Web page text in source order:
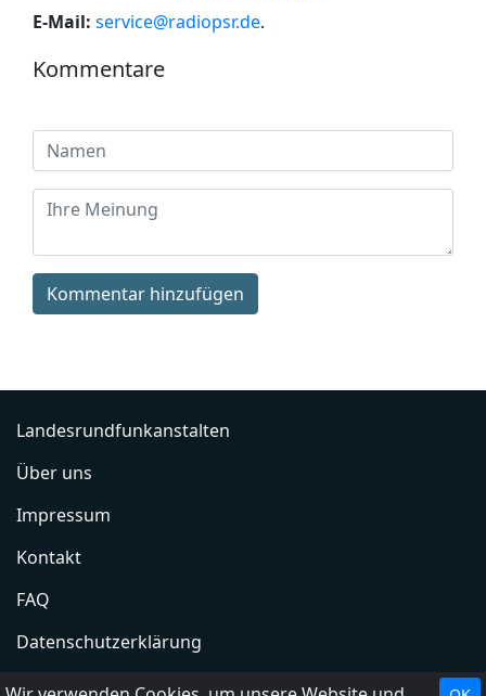
E-Mail: service@radiopsr.de.
Kommentare
Kommentar hinzufügen
Landesrundfunkanstalten
Über uns
Impressum
Kontakt
FAQ
Datenschutzerklärung
Radio hinzufügen